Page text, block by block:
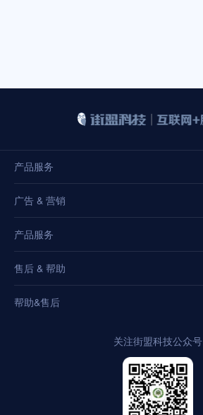
产品服务
广告 & 营销
产品服务
售后 & 帮助
帮助&售后
关注街盟科技公众号